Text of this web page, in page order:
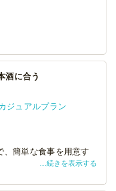
酒に合う
ジュアルプラン
、簡単な食事を用意す
続きを表示する